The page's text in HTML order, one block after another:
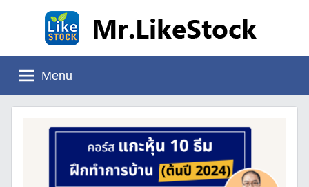
Mr.LikeStock
งบ
Menu